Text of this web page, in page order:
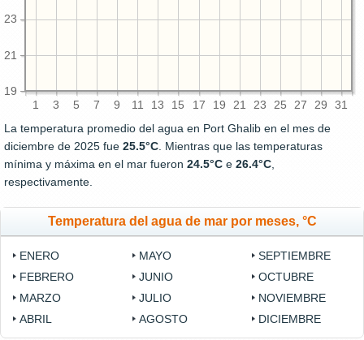
1 3 5 7 9 11 13 15 17 19 21 23 25 27 29 31
19
21
23
La temperatura promedio del agua en Port Ghalib en el mes de
diciembre de 2025 fue 25.5°C. Mientras que las temperaturas
mínima y máxima en el mar fueron 24.5°C e 26.4°C,
respectivamente.
Temperatura del agua de mar por meses, °C
ENERO
FEBRERO
MARZO
ABRIL
MAYO
JUNIO
JULIO
AGOSTO
SEPTIEMBRE
OCTUBRE
NOVIEMBRE
DICIEMBRE